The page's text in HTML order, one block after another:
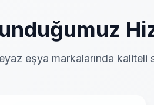
eşya markalarında kaliteli